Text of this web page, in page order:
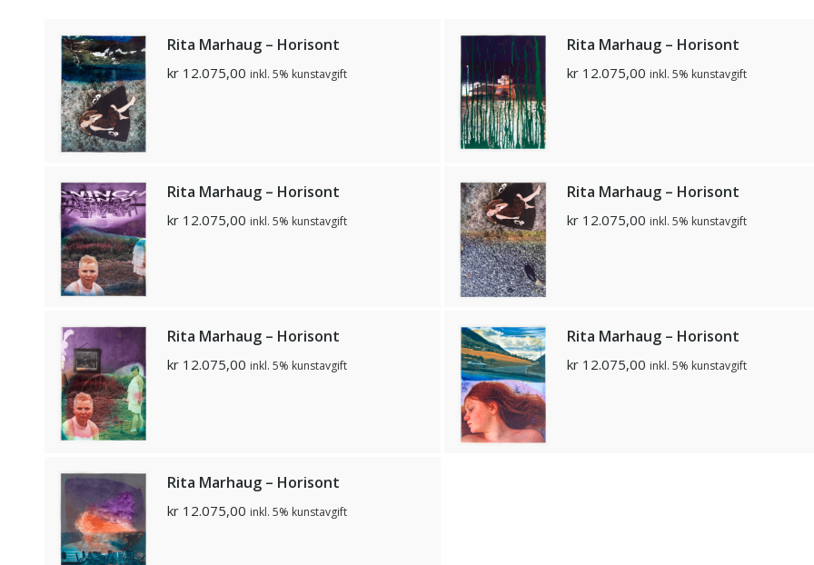
Rita Marhaug – Horisont
kr 12.075,00 inkl. 5% kunstavgift
Rita Marhaug – Horisont
kr12.075,00 inkl. 5% kunstavgift
Rita Marhaug – Horisont
kr 12.075,00 inkl. 5% kunstavgift
Rita Marhaug – Horisont
kr12.075,00 inkl. 5% kunstavgift
Rita Marhaug – Horisont
kr 12.075,00 inkl. 5% kunstavgift
Rita Marhaug – Horisont
kr12.075,00 inkl. 5% kunstavgift
Rita Marhaug – Horisont
kr 12.075,00 inkl. 5% kunstavgift